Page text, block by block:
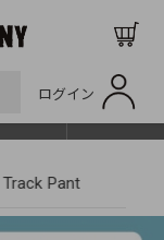
ログイン
SHOP LIST
Track Pant